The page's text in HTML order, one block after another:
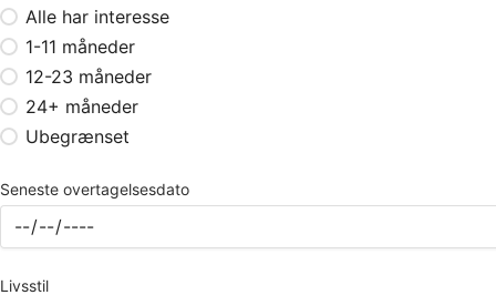
Alle har interesse
1-11 måneder
12-23 måneder
24+ måneder
Ubegrænset
Seneste overtagelsesdato
Livsstil